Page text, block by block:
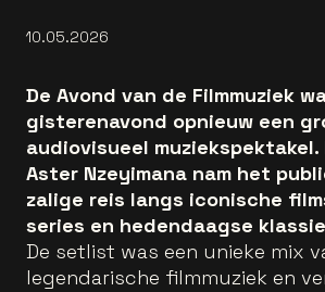
10.05.2026
De Avond van de Filmmuziek
gisterenavond opnieuw een
audiovisueel
Aster Nzeyimana nam het
zalige reis langs iconische
series en hedendaagse
De setlist was een unieke mix
legendarische filmmuziek en